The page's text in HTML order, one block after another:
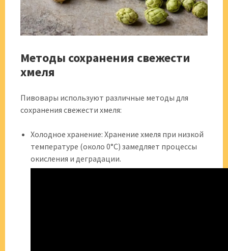
Методы сохранения свежести
хмеля
Пивовары используют различные методы для
сохранения свежести хмеля:
Холодное хранение: Хранение хмеля при низкой
температуре (около 0°C) замедляет процессы
окисления и деградации.